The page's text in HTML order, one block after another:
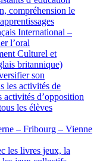
compréhension le
International –
l’oral
Culturel et
britannique)
son
les activités de
activités d’opposition
les élèves
– Fribourg – Vienne
les livres jeux, la